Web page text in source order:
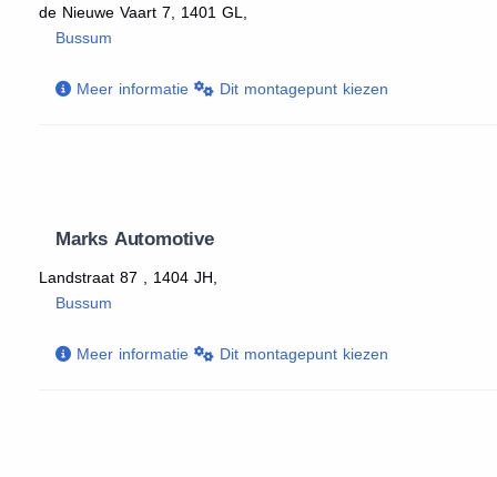
de Nieuwe Vaart 7, 1401 GL,
Bussum
Meer informatie Dit montagepunt kiezen
Marks Automotive
Landstraat 87 , 1404 JH,
Bussum
Meer informatie Dit montagepunt kiezen